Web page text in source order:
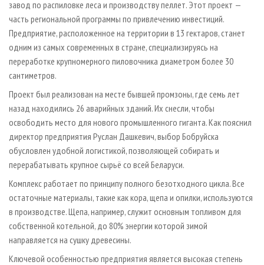
завод по распиловке леса и производству пеллет. Этот проект —
часть региональной программы по привлечению инвестиций.
Предприятие, расположенное на территории в 13 гектаров, станет
одним из самых современных в стране, специализируясь на
переработке крупномерного пиловочника диаметром более 30
сантиметров.
Проект был реализован на месте бывшей промзоны, где семь лет
назад находились 26 аварийных зданий. Их снесли, чтобы
освободить место для нового промышленного гиганта. Как пояснил
директор предприятия Руслан Дашкевич, выбор Бобруйска
обусловлен удобной логистикой, позволяющей собирать и
перерабатывать крупное сырьё со всей Беларуси.
Комплекс работает по принципу полного безотходного цикла. Все
остаточные материалы, такие как кора, щепа и опилки, используются
в производстве. Щепа, например, служит основным топливом для
собственной котельной, до 80% энергии которой зимой
направляется на сушку древесины.
Ключевой особенностью предприятия является высокая степень